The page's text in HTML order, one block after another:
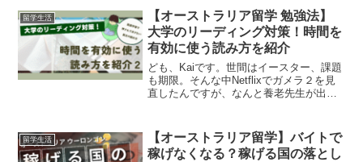
魅力はある、きっと誰かの参考にな
る・・・そんな気がし...
留学生活
【オーストラリア留学 勉強法】
大学のリーディング対策！時間を
有効に使う読み方を紹介
ども、Kaiです。世間はイースター、課題
も期限。そんな中Netflixでガメラ２を見
直したんですが、なんと養老先生が出演
た笑。今日は「読む」ことについて考え
たいと思いま...
留学生活
【オーストラリア留学】バイトで
稼げなくなる？稼げる国の落とし